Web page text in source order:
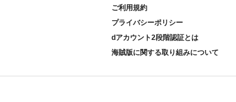
ご利用規約
プライバシーポリシー
dアカウント2段階認証とは
海賊版に関する取り組みについて